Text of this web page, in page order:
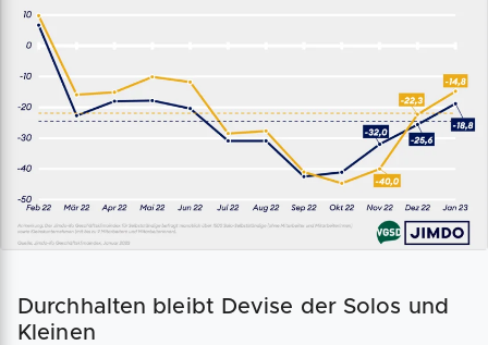
Durchhalten bleibt Devise der Solos und
Kleinen